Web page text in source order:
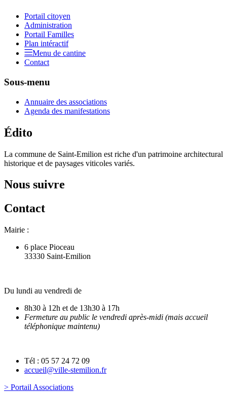
Portail citoyen
Administration
Portail Familles
Plan intéractif
Menu de cantine
Contact
Sous-menu
Annuaire des associations
Agenda des manifestations
Édito
La commune de Saint-Emilion est riche d'un patrimoine architectural
historique et de paysages viticoles variés.
Nous suivre
Contact
Mairie :
6 place Pioceau
33330 Saint-Emilion
Du lundi au vendredi de
8h30 à 12h et de 13h30 à 17h
Fermeture au public le vendredi après-midi (mais accueil
téléphonique maintenu)
Tél : 05 57 24 72 09
accueil@ville-stemilion.fr
> Portail Associations